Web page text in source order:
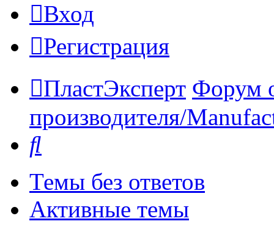
Вход
Регистрация
ПластЭксперт Форум
производителя/
Темы без ответов
Активные темы